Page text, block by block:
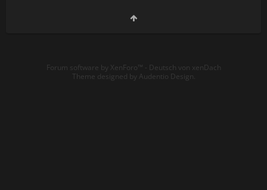
Forum software by XenForo™ - Deutsch von xenDach
Theme designed by Audentio Design.